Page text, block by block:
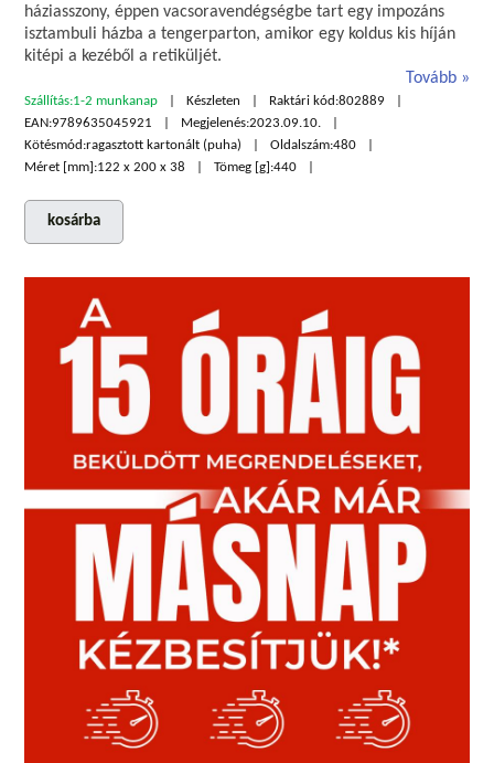
háziasszony, éppen vacsoravendégségbe tart egy impozáns
isztambuli házba a tengerparton, amikor egy koldus kis híján
kitépi a kezéből a retiküljét.
Tovább
Szállítás:1-2 munkanap Készleten Raktári kód:802889
EAN:9789635045921 Megjelenés:2023.09.10.
Kötésmód:ragasztott kartonált (puha) Oldalszám:480
Méret [mm]:122 x 200 x 38 Tömeg [g]:440
kosárba